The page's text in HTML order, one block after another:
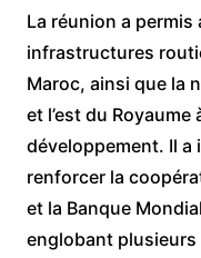
La réunion a
infrastructures
Maroc, ainsi que la
et l’est du
développement. Il a
renforcer la
et la Banque
englobant